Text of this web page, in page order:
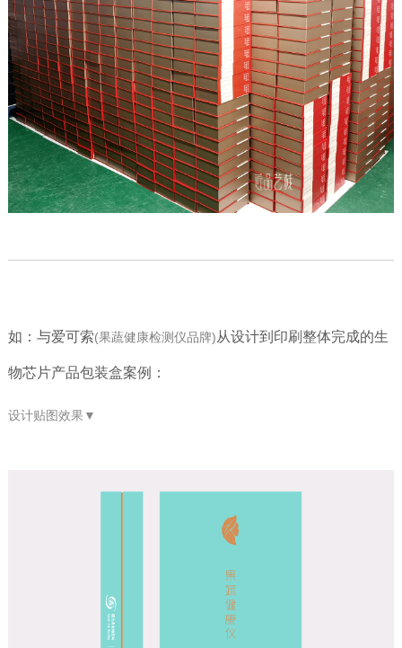
如：与爱可索(果蔬健康检测仪品牌)从设计到印刷整体完成的生
物芯片产品包装盒案例：
设计贴图效果 ▼